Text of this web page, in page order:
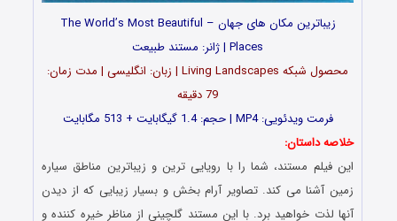
زیباترین مکان های جهان – The World’s Most Beautiful
Places | ژانر: مستند طبیعت
محصول شبکه Living Landscapes | زبان: انگلیسی | مدت زمان:
79 دقیقه
فرمت ویدئویی: MP4 | حجم: 1.4 گیگابایت + 513 مگابایت
خلاصه داستان:
این فیلم مستند، شما را با رویایی ترین و زیباترین مناطق سیاره
زمین آشنا می کند. تصاویر آرام بخش و بسیار زیبایی که از دیدن
آنها لذت خواهید برد. با این مستند گلچینی از مناظر خیره کننده و